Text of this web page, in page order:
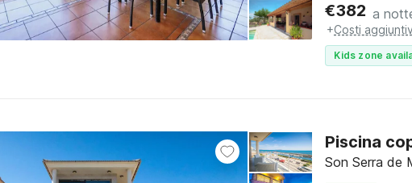
€382 a
+Costi
Kids zone
Piscina
Son Serra de